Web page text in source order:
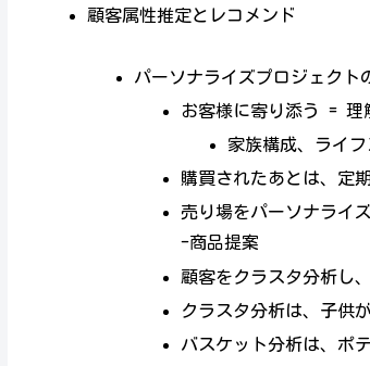
顧客属性推定とレコメンド
パーソナライズプロジェクト
お客様に寄り添う = 理
家族構成、ライ
購買されたあとは、定
売り場をパーソナライ
-商品提案
顧客をクラスタ分析し
クラスタ分析は、子供
バスケット分析は、ポ